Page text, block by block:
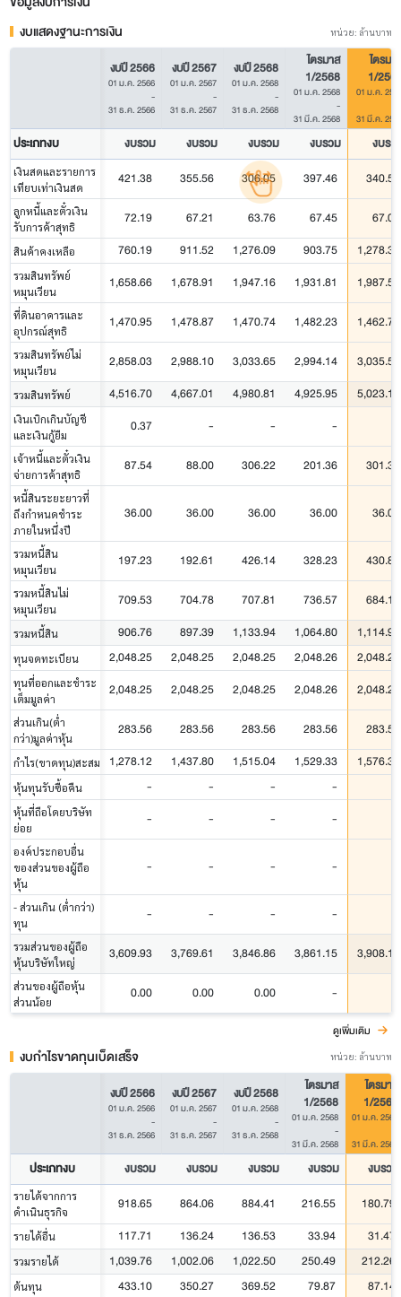
งบแสดงฐานะการเงิน
หน่วย: ล้านบาท
งบปี 2566
01 ม.ค. 2566
-
31 ธ.ค. 2566
งบปี 2567
01 ม.ค. 2567
-
31 ธ.ค. 2567
งบปี 2568
01 ม.ค. 2568
-
31 ธ.ค. 2568
ไตรมาส
1/2568
01 ม.ค. 2568
-
31 มี.ค. 2568
ไตรมา
1/
01 ม.ค.
31 มี.ค.
ประเภทงบ งบรวม งบรวม งบรวม งบรวม งบรว
เงินสดและรายการ
เทียบเท่าเงินสด
421.38 355.56 306.05 397.46 340.53
ลูกหนี้และตั๋วเงิน
รับการค้าสุทธิ
72.19 67.21 63.76 67.45 67.07
สินค้าคงเหลือ 760.19 911.52 1,276.09 903.75 1,278.33
รวมสินทรัพย์
หมุนเวียน
1,658.66 1,678.91 1,947.16 1,931.81 1,987.57
ที่ดินอาคารและ
อุปกรณ์สุทธิ
1,470.95 1,478.87 1,470.74 1,482.23 1,462.71
รวมสินทรัพย์ไม่
หมุนเวียน
2,858.03 2,988.10 3,033.65 2,994.14 3,035.55
รวมสินทรัพย์ 4,516.70 4,667.01 4,980.81 4,925.95 5,023.12
เงินเบิกเกินบัญชี
และเงินกู้ยืม
0.37 - - -
เจ้าหนี้และตั๋วเงิน
จ่ายการค้าสุทธิ
87.54 88.00 306.22 201.36 301.32
หนี้สินระยะยาวที่
ถึงกำหนดชำระ
ภายในหนึ่งปี
36.00 36.00 36.00 36.00 36.00
รวมหนี้สิน
หมุนเวียน
197.23 192.61 426.14 328.23 430.80
รวมหนี้สินไม่
หมุนเวียน
709.53 704.78 707.81 736.57 684.15
รวมหนี้สิน 906.76 897.39 1,133.94 1,064.80 1,114.95
ทุนจดทะเบียน 2,048.25 2,048.25 2,048.25 2,048.26 2,048.26
ทุนที่ออกและชำระ
เต็มมูลค่า
2,048.25 2,048.25 2,048.25 2,048.26 2,048.26
ส่วนเกิน(ต่ำ
กว่า)มูลค่าหุ้น
283.56 283.56 283.56 283.56 283.56
กำไร(ขาดทุน)สะสม 1,278.12 1,437.80 1,515.04 1,529.33 1,576.35
หุ้นทุนรับซื้อคืน - - - -
หุ้นที่ถือโดยบริษัท
ย่อย
- - - -
องค์ประกอบอื่น
ของส่วนของผู้ถือ
หุ้น
- - - -
- ส่วนเกิน (ต่ำกว่า)
ทุน
- - - -
รวมส่วนของผู้ถือ
หุ้นบริษัทใหญ่
3,609.93 3,769.61 3,846.86 3,861.15 3,908.17
ส่วนของผู้ถือหุ้น
ส่วนน้อย
0.00 0.00 0.00 -
ดูเพิ่มเติม
งบกำไรขาดทุนเบ็ดเสร็จ หน่วย: ล้านบาท
งบปี 2566
01 ม.ค. 2566
-
31 ธ.ค. 2566
งบปี 2567
01 ม.ค. 2567
-
31 ธ.ค. 2567
งบปี 2568
01 ม.ค. 2568
-
31 ธ.ค. 2568
ไตรมาส
1/2568
01 ม.ค. 2568
-
31 มี.ค. 2568
ไตรมาส
1/2569
01 ม.ค. 2569
31 มี.ค. 2569
ประเภทงบ งบรวม งบรวม งบรวม งบรวม งบรวม
รายได้จากการ
ดำเนินธุรกิจ
918.65 864.06 884.41 216.55 180.79
รายได้อื่น 117.71 136.24 136.53 33.94 31.47
รวมรายได้ 1,039.76 1,002.06 1,022.50 250.49 212.26
ต้นทุน 433.10 350.27 369.52 79.87 87.14